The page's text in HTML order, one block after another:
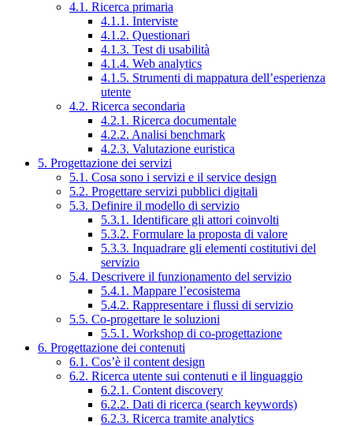
4.1. Ricerca primaria
4.1.1. Interviste
4.1.2. Questionari
4.1.3. Test di usabilità
4.1.4. Web analytics
4.1.5. Strumenti di mappatura dell’esperienza
utente
4.2. Ricerca secondaria
4.2.1. Ricerca documentale
4.2.2. Analisi benchmark
4.2.3. Valutazione euristica
5. Progettazione dei servizi
5.1. Cosa sono i servizi e il service design
5.2. Progettare servizi pubblici digitali
5.3. Definire il modello di servizio
5.3.1. Identificare gli attori coinvolti
5.3.2. Formulare la proposta di valore
5.3.3. Inquadrare gli elementi costitutivi del
servizio
5.4. Descrivere il funzionamento del servizio
5.4.1. Mappare l’ecosistema
5.4.2. Rappresentare i flussi di servizio
5.5. Co-progettare le soluzioni
5.5.1. Workshop di co-progettazione
6. Progettazione dei contenuti
6.1. Cos’è il content design
6.2. Ricerca utente sui contenuti e il linguaggio
6.2.1. Content discovery
6.2.2. Dati di ricerca (search keywords)
6.2.3. Ricerca tramite analytics